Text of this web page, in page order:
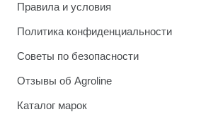
Правила и условия
Политика конфиденциальности
Советы по безопасности
Отзывы об Agroline
Каталог марок